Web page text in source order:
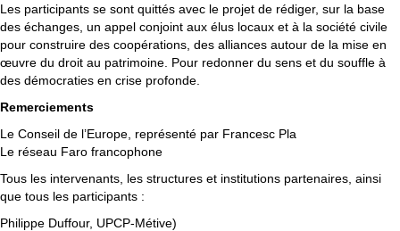
Les participants se sont quittés avec le projet de rédiger, sur la base
des échanges, un appel conjoint aux élus locaux et à la société civile
pour construire des coopérations, des alliances autour de la mise en
œuvre du droit au patrimoine. Pour redonner du sens et du souffle à
des démocraties en crise profonde.
Remerciements
Le Conseil de l’Europe, représenté par Francesc Pla
Le réseau Faro francophone
Tous les intervenants, les structures et institutions partenaires, ainsi
que tous les participants :
Philippe Duffour, UPCP-Métive)